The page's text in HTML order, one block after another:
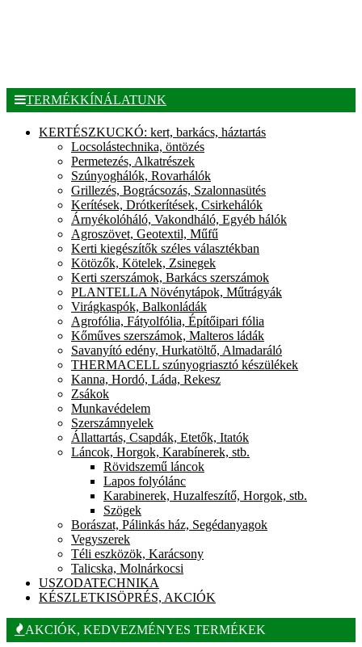
TERMÉKKÍNÁLATUNK
KERTÉSZKUCKÓ: kert, barkács, háztartás
Locsolástechnika, öntözés
Permetezés, Alkatrészek
Szúnyoghálók, Rovarhálók
Grillezés, Bográcsozás, Szalonnasütés
Kerítések, Drótkerítések, Csirkehálók
Árnyékolóháló, Vakondháló, Egyéb hálók
Agroszövet, Geotextil, Műfű
Kerti kiegészítők széles választékban
Kötözők, Kötelek, Zsinegek
Kerti szerszámok, Barkács szerszámok
PLANTELLA Növénytápok, Műtrágyák
Virágkaspók, Balkonládák
Agrofólia, Fátyolfólia, Építőipari fólia
Kőműves szerszámok, Malteros ládák
Savanyító edény, Hurkatöltő, Almadaráló
THERMACELL szúnyogriasztó készülékek
Kanna, Hordó, Láda, Rekesz
Zsákok
Munkavédelem
Szerszámnyelek
Állattartás, Csapdák, Etetők, Itatók
Láncok, Horgok, Karabínerek, stb.
Rövidszemű láncok
Lapos folyólánc
Karabinerek, Huzalfeszítő, Horgok, stb.
Szögek
Borászat, Pálinkás ház, Segédanyagok
Vegyszerek
Téli eszközök, Karácsony
Talicska, Molnárkocsi
USZODATECHNIKA
KÉSZLETKISÖPRÉS, AKCIÓK
AKCIÓK, KEDVEZMÉNYES TERMÉKEK